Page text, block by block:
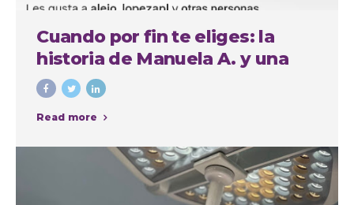
Cuando por fin te eliges: la
historia de Manuela A. y una
experiencia cuidada de
principio a fin
Read more